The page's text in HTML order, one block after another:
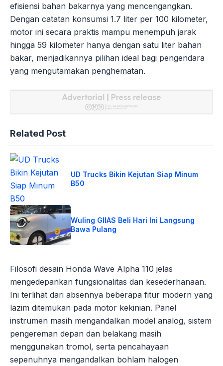
efisiensi bahan bakarnya yang mencengangkan.
Dengan catatan konsumsi 1.7 liter per 100 kilometer,
motor ini secara praktis mampu menempuh jarak
hingga 59 kilometer hanya dengan satu liter bahan
bakar, menjadikannya pilihan ideal bagi pengendara
yang mengutamakan penghematan.
Related Post
UD Trucks Bikin Kejutan Siap Minum
B50
Wuling GIIAS Beli Hari Ini Langsung
Bawa Pulang
Filosofi desain Honda Wave Alpha 110 jelas
mengedepankan fungsionalitas dan kesederhanaan.
Ini terlihat dari absennya beberapa fitur modern yang
lazim ditemukan pada motor kekinian. Panel
instrumen masih mengandalkan model analog, sistem
pengereman depan dan belakang masih
menggunakan tromol, serta pencahayaan
sepenuhnya mengandalkan bohlam halogen